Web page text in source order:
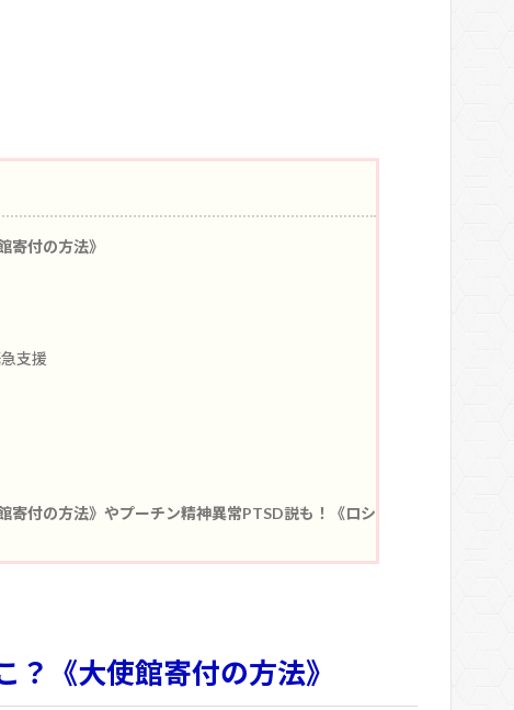
寄付の方法》
支援
寄付の方法》やプーチン精神異常PTSD説も！《ロシ
？《大使館寄付の方法》